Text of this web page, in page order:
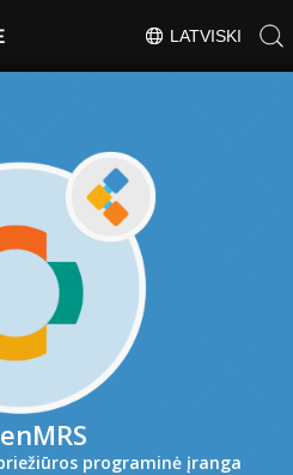
LATVISKI
programinė įranga